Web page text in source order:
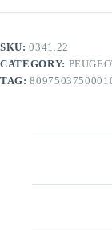
SKU:0341.22
CATEGORY:
TAG: